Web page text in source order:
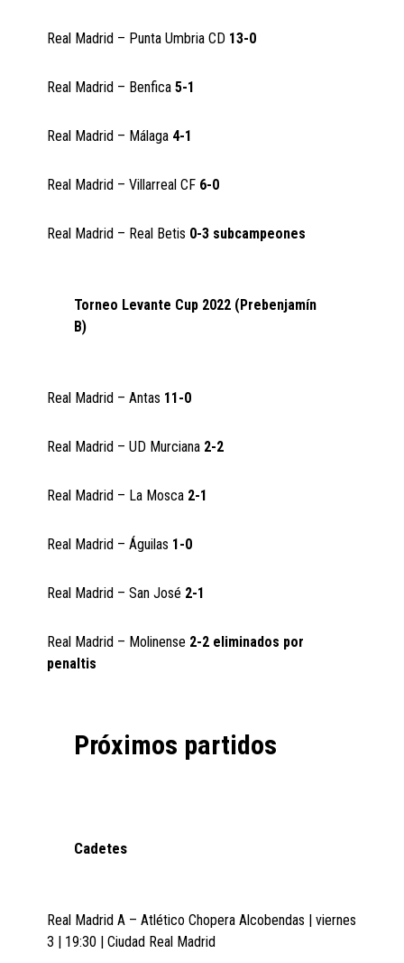
Real Madrid – Punta Umbria CD 13-0
Real Madrid – Benfica5-1
Real Madrid – Málaga 4-1
Real Madrid – Villarreal CF 6-0
Real Madrid – Real Betis 0-3 subcampeones
Torneo Levante Cup 2022 (Prebenjamín
B)
Real Madrid – Antas 11-0
Real Madrid – UD Murciana 2-2
Real Madrid – La Mosca 2-1
Real Madrid – Águilas 1-0
Real Madrid – San José 2-1
Real Madrid – Molinense 2-2 eliminados por
penaltis
Próximos partidos
Cadetes
Real Madrid A – Atlético Chopera Alcobendas | viernes
3 | 19:30 | Ciudad Real Madrid